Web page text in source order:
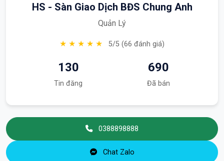
HS - Sàn Giao Dịch BĐS Chung Anh
Quản Lý
★ ★ ★ ★ ★ 5/5 (66 đánh giá)
130
Tin đăng
690
Đã bán
0388898888
Chat Zalo